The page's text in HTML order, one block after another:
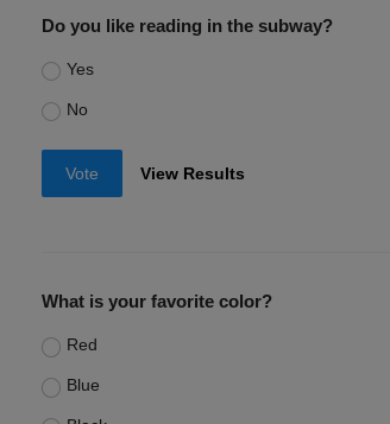
Do you like reading in the subway?
Yes
No
Vote View Results
What is your favorite color?
Red
Blue